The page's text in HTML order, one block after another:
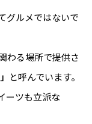
グルメではないで
わる場所で提供さ
と呼んでいます。
ーツも立派な